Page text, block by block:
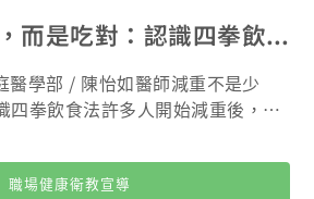
提出符合本校
六個月(含)之檢查紀錄(須為認可醫
體檢項目。 (三) 體格檢
辛勤付出，他致力於推動各項環
，成功營造安全、健康、友善的校
大專校院校
執行成效檢核」特優學校殊榮。
全保障。 於112年度獲桃
善（室內空氣品質場所）」獎
減重不是少吃，而是吃對：認識四拳飲食法
醫學部 / 陳怡如醫師減重不是少
四拳飲食法許多人開始減重後，第
點」，甚至不吃澱粉、不吃晚
菜。體重可能短暫下降，卻也容易
肉流失，最後因為難以長期維持而
職場健康衛教宣導